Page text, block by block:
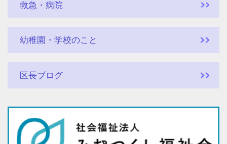
救急・病院
幼稚園・学校のこと
区長ブログ